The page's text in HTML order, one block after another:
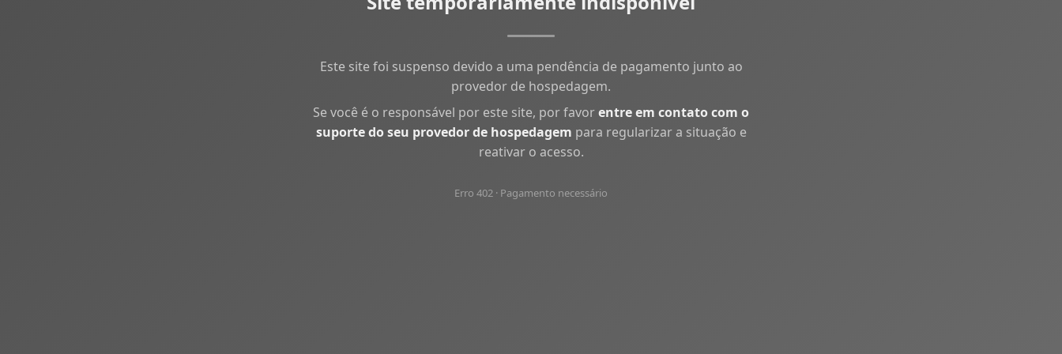
Este site foi suspenso devido a uma pendência de pagamento junto ao
provedor de hospedagem.
Se você é o responsável por este site, por favorentre em contato com o
suporte do seu provedor de hospedagem para regularizar a situação e
reativar o acesso.
Erro 402 · Pagamento necessário